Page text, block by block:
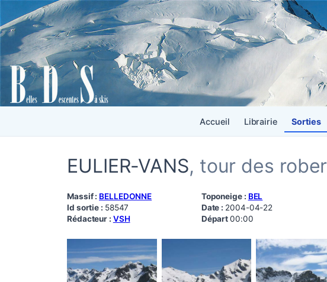
Accueil Librairie Sorties
EULIER-VANS, tour des
Massif : BELLEDONNE
Id sortie : 58547
Rédacteur : VSH
Toponeige : BEL
Date : 2004-04-22
Départ00:00